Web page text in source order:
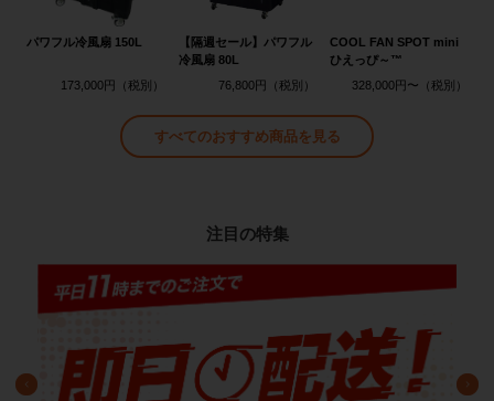
パワフル冷風扇 150L
173,000円
【隔週セール】パワフル
冷風扇 80L
76,800円
COOL FAN SPOT mini
ひえっぴ～™
328,000円〜
すべてのおすすめ商品を見る
注目の特集